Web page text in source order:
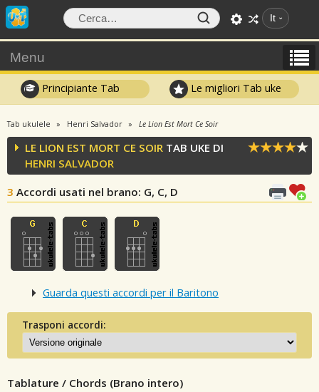
It
Menu
Principiante Tab Le migliori Tab uke
Tab ukulele Henri Salvador Le Lion Est Mort Ce Soir
LE LION EST MORT CE SOIR TAB UKE DI
HENRI SALVADOR
3 Accordi usati nel brano: G, C, D
Guarda questi accordi per il Baritono
Trasponi accordi:
Tablature / Chords (Brano intero)